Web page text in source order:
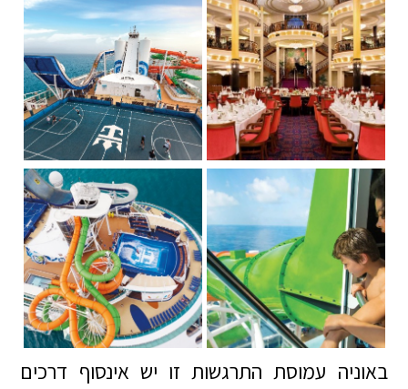
באוניה עמוסת התרגשות זו יש אינסוף דרכים